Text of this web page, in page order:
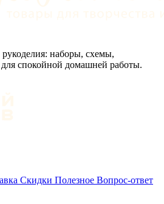
наборы, схемы,
спокойной домашней работы.
Скидки Полезное Вопрос-ответ